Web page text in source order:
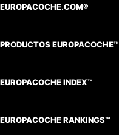
EUROPACOCHE.COM®
PRODUCTOS EUROPACOCHE™
EUROPACOCHE INDEX™
EUROPACOCHE RANKINGS™